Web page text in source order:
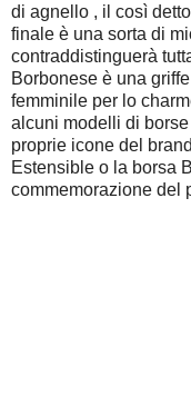
di agnello , il così
finale è una sorta di
contraddistinguerà
Borbonese è una
femminile per lo
alcuni modelli di
proprie icone del
Estensible o la borsa
commemorazione del